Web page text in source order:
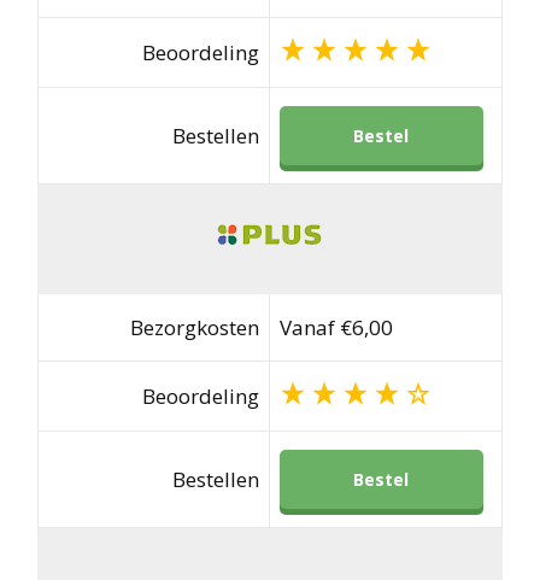
Beoordeling
Bestellen Bestel
Bezorgkosten Vanaf €6,00
Beoordeling
Bestellen Bestel